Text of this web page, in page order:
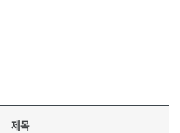
제목